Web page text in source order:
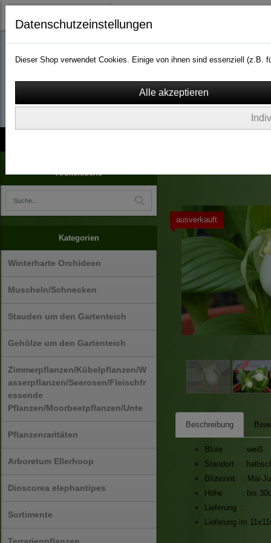
wassergarten-
Artikelsuche
Kategorien
Winterharte Orchideen
Muscheln/Schnecken
Stauden um den Gartenteich
Gehölze um den Gartenteich
Zimmerpflanzen/Kübelpflanzen/W
asserpflanzen/Seerosen/Fleischfr
essende
Pflanzen/Moorbeetpflanzen/Unte
Pflanzenraritäten
Arboretum Ellerhoop
Dioscorea elephantipes
Sortimente
ausverkauft
Beschreibung
Blüte : weiß
Standort :
Blütezeit : Mai-
Höhe : bis
Lieferung :
Lieferung im
Datenschutzeinstellungen
Dieser Shop verwendet Cookies. Einige von ihnen sind essenziell (z.B.